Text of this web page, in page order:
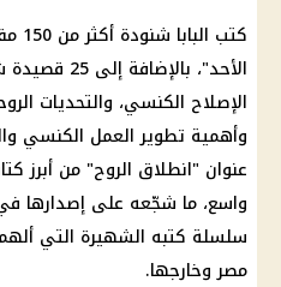
كتب البابا شنودة أكثر من 150 مقالًا صحفيًا عبر مجلة "
الأحد"،
الإصلاح الكنسي، والتحديات
وأهمية تطوير العمل الكنسي
عنوان "انطلاق الروح" من أبرز
واسع، ما شجّعه على إصدارها
سلسلة كتبه الشهيرة التي
مصروخارجها.